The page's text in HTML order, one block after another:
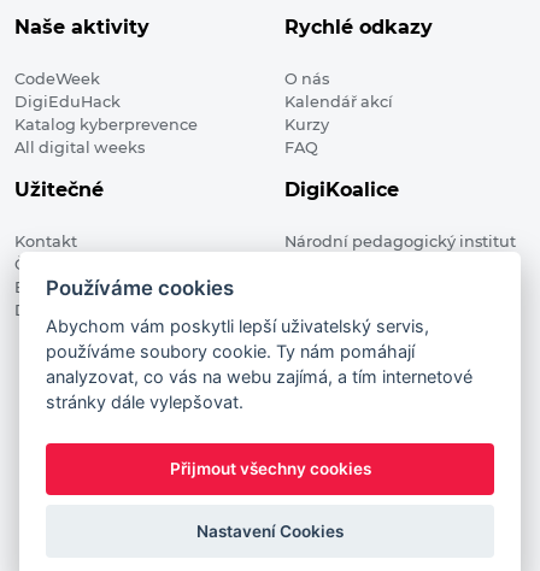
Naše aktivity
CodeWeek
DigiEduHack
Katalog kyberprevence
All digital weeks
Rychlé odkazy
O nás
Kalendář akcí
Kurzy
FAQ
Užitečné
Kontakt
Členské organizace
Blog
Digitalizace ve vzdělávání
DigiKoalice
Národní pedagogický institut
DigiKoalice 2021. All rights reserved
Vstup do administrace
This project has received funding from the European
Commission Innovation and Networks Executive Agency (now
Commission and the European Commission is not responsible
Používáme cookies
Abychom vám poskytli lepší uživatelský servis,
používáme soubory cookie. Ty nám pomáhají
analyzovat, co vás na webu zajímá, a tím internetové
stránky dále vylepšovat.
Přijmout všechny cookies
Nastavení Cookies